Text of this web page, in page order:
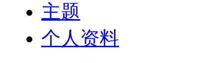
主题
个人资料